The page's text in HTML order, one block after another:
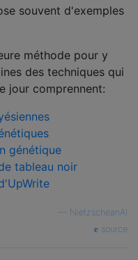
souvent d'exemples
méthode pour y
des techniques qui
jour comprennent:
génétique
tableau noir
NietzscheanAI
source